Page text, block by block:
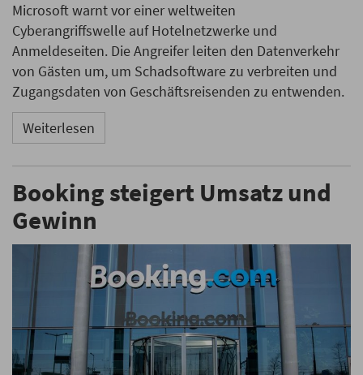
Microsoft warnt vor einer weltweiten
Cyberangriffswelle auf Hotelnetzwerke und
Anmeldeseiten. Die Angreifer leiten den Datenverkehr
von Gästen um, um Schadsoftware zu verbreiten und
Zugangsdaten von Geschäftsreisenden zu entwenden.
Weiterlesen
Booking steigert Umsatz und
Gewinn